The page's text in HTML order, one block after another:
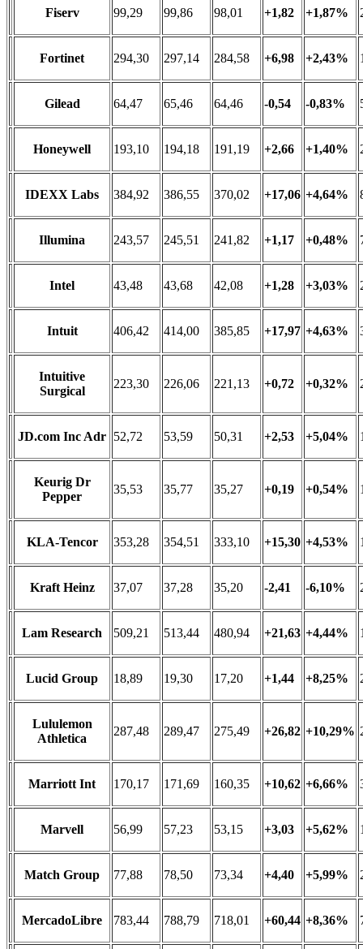
Fiserv 99,29 99,86 98,01 +1,82 +1,87%
Fortinet 294,30 297,14 284,58 +6,98 +2,43%
Gilead 64,47 65,46 64,46 -0,54 -0,83%
Honeywell 193,10 194,18 191,19 +2,66 +1,40%
IDEXX Labs 384,92 386,55 370,02 +17,06 +4,64%
Illumina 243,57 245,51 241,82 +1,17 +0,48%
Intel 43,48 43,68 42,08 +1,28 +3,03%
Intuit 406,42 414,00 385,85 +17,97 +4,63%
Intuitive
Surgical
223,30 226,06 221,13 +0,72 +0,32%
JD.com Inc Adr 52,72 53,59 50,31 +2,53 +5,04%
Keurig Dr
Pepper
35,53 35,77 35,27 +0,19 +0,54%
KLA-Tencor 353,28 354,51 333,10 +15,30 +4,53%
Kraft Heinz 37,07 37,28 35,20 -2,41 -6,10%
Lam Research 509,21 513,44 480,94 +21,63 +4,44%
Lucid Group 18,89 19,30 17,20 +1,44 +8,25%
Lululemon
Athletica
287,48 289,47 275,49 +26,82 +10,29%
Marriott Int 170,17 171,69 160,35 +10,62 +6,66%
Marvell 56,99 57,23 53,15 +3,03 +5,62%
Match Group 77,88 78,50 73,34 +4,40 +5,99%
MercadoLibre 783,44 788,79 718,01 +60,44 +8,36%